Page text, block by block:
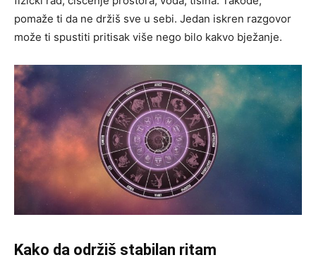
pomaže ti da ne držiš sve u sebi. Jedan iskren razgovor
može ti spustiti pritisak više nego bilo kakvo bježanje.
Kako da održiš stabilan ritam